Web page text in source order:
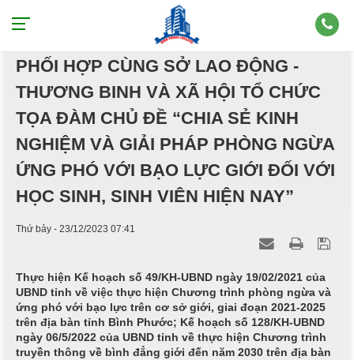
TRƯỜNG CAO ĐẲNG BÌNH PHƯỚC
PHỐI HỢP CÙNG SỞ LAO ĐỘNG -
THƯƠNG BINH VÀ XÃ HỘI TỔ CHỨC
TỌA ĐÀM CHỦ ĐỀ “CHIA SẺ KINH
NGHIỆM VÀ GIẢI PHÁP PHÒNG NGỪA
ỨNG PHÓ VỚI BẠO LỰC GIỚI ĐỐI VỚI
HỌC SINH, SINH VIÊN HIỆN NAY”
Thứ bảy - 23/12/2023 07:41
Thực hiện Kế hoạch số 49/KH-UBND ngày 19/02/2021 của
UBND tỉnh về việc thực hiện Chương trình phòng ngừa và
ứng phó với bạo lực trên cơ sở giới, giai đoạn 2021-2025
trên địa bàn tỉnh Bình Phước; Kế hoạch số 128/KH-UBND
ngày 06/5/2022 của UBND tỉnh về thực hiện Chương trình
truyền thông về bình đẳng giới đến năm 2030 trên địa bàn